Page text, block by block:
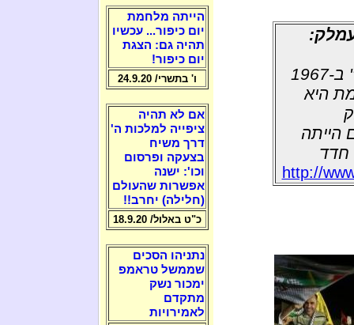
"מחנה השלום" בדה את המיתוס לפיו "הכיבוש" ב-1967
היא
1834 מטרתם הייתה
חדד
http://
הייתה מלחמת
יום כיפור... עכשיו
תהיה גם: הצגת
יום כיפור!
ו' בתשרי/ 24.9.20
אם לא תהיה
ציפייה למלכות ה'
דרך משיח
בצעקה ופרסום
וכו': ישנה
אפשרות שהעולם
(חלילה) יחרב!!
כ"ט באלול/ 18.9.20
נתניהו הסכים
שממשל טראמפ
ימכור נשק
מתקדם
לאמירויות